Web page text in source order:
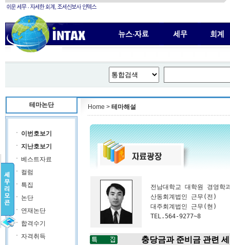
테마논단
이번호보기
지난호보기
베스트자료
컬럼
특집
논단
연재논단
합격수기
자격취득
Home > 테마해설
전남대학교 대학원 경영
산동회계법인 근무(전)
대주회계법인 근무(현)
TEL.564-9277~8
충당금과 준비금 관련